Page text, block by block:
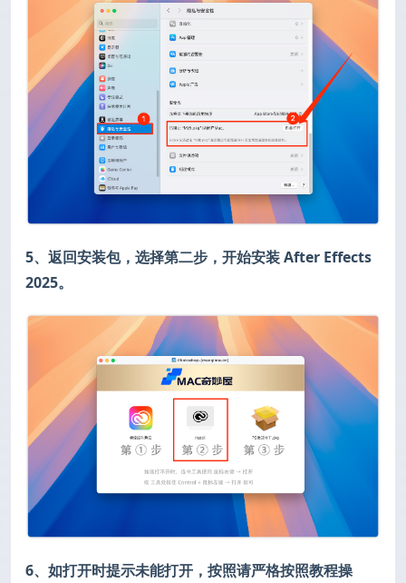
5、返回安装包，选择第二步，开始安装 After Effects
2025。
6、如打开时提示未能打开，按照请严格按照教程操